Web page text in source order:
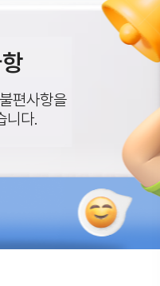
편사항을
니다.